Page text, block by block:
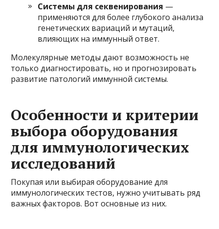
Системы для секвенирования —
применяются для более глубокого анализа
генетических вариаций и мутаций,
влияющих на иммунный ответ.
Молекулярные методы дают возможность не
только диагностировать, но и прогнозировать
развитие патологий иммунной системы.
Особенности и критерии
выбора оборудования
для иммунологических
исследований
Покупая или выбирая оборудование для
иммунологических тестов, нужно учитывать ряд
важных факторов. Вот основные из них.